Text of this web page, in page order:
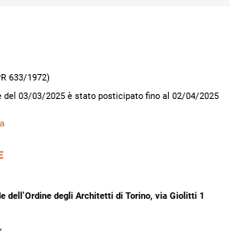
633/1972)
del 03/03/2025 è stato posticipato fino al 02/04/2025
dell’Ordine degli Architetti di Torino, via Giolitti 1